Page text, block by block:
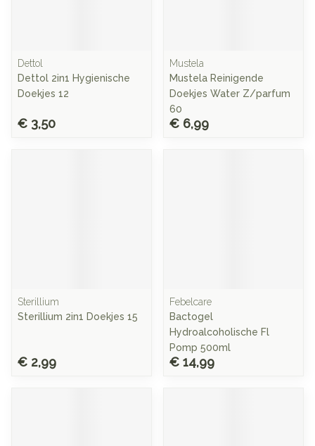
Dettol
Dettol 2in1 Hygienische
Doekjes 12
€ 3,50
Mustela
Mustela Reinigende
Doekjes Water Z/parfum
60
€ 6,99
Sterillium
Sterillium 2in1 Doekjes 15
€ 2,99
Febelcare
Bactogel
Hydroalcoholische Fl
Pomp 500ml
€ 14,99